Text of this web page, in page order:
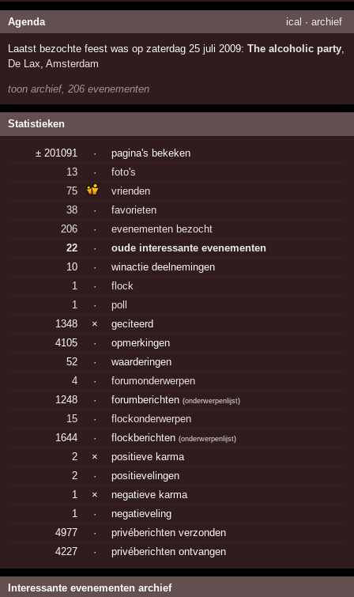
Agenda ical · archief
Laatst bezochte feest was op zaterdag 25 juli 2009:The alcoholic party,
De Lax,Amsterdam
toon archief, 206 evenementen
Statistieken
± 201091 ·
pagina's bekeken
13
·
foto's
75
vrienden
38
·
favorieten
206
·
evenementen bezocht
22
·
oude interessante evenementen
10
·
winactie deelnemingen
1
·
flock
1
·
poll
1348
×
geciteerd
4105
·
opmerkingen
52
·
waarderingen
4
·
forumonderwerpen
1248
· forumberichten(onderwerpenlijst)
15 ·
flockonderwerpen
1644
· flockberichten(onderwerpenlijst)
2 ×
positieve karma
2
·
positievelingen
1
×
negatieve karma
1
·
negatieveling
4977
·
privéberichten verzonden
4227
· privéberichten ontvangen
Interessante evenementen archief